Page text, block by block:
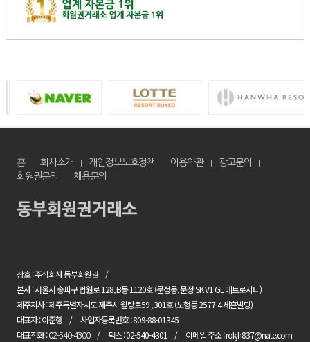
홈 회사소개 개인정보보호정책 이용약관
광고문의
회원권문의
채용문의
상호 : 주식회사 동부회원권
본사 : 서울시 송파구 법원로 128, B동 1120호 (문정동, 문정 SK V1 GL 메트로시티)
제주지사 : 제주특별자치도 제주시 월랑로59 , 301호 (노형동 2577-4 세흔빌딩)
대표자 : 이준행
사업자등록번호 : 809-88-01345
대표전화 :02-540-4300 팩스 : 02-540-4301 이메일 주소 : rokjh837@nate.com